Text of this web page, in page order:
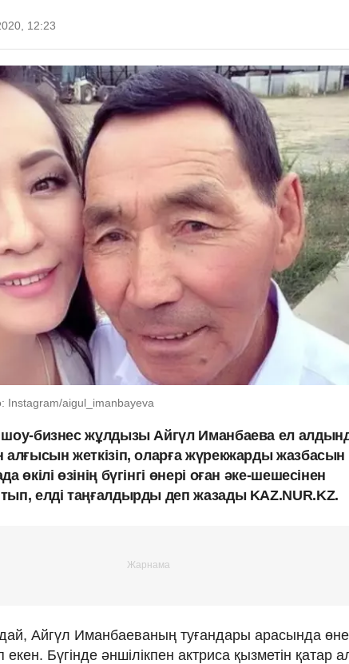
12:23
Instagram/aigul_imanbayeva
шоу-бизнес жұлдызы Айгүл Иманбаева ел
алғысын жеткізіп, оларға жүрекжарды жазбасын
өкілі өзінің бүгінгі өнері оған әке-шешесінен
елді таңғалдырды деп жазады KAZ.NUR.KZ.
Айгүл Иманбаеваның туғандары арасында
Бүгінде әншілікпен актриса қызметін қатар